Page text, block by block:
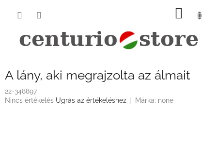
KOSÁR
A lány, aki megrajzolta az álmait
22-348897
A
Nincs értékelés Ugrás az értékeléshez Márka: none